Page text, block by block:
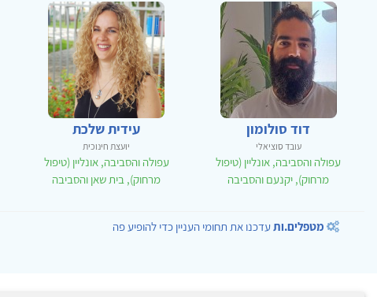
דוד סולומון
עובד סוציאלי
עפולה והסביבה, אונליין (טיפול
מרחוק), יקנעם והסביבה
עידית שלכת
יועצת חינוכית
עפולה והסביבה, אונליין (טיפול
מרחוק), בית שאן והסביבה
מטפלים.ותעדכנו את תחומי העניין כדי להופיע פה